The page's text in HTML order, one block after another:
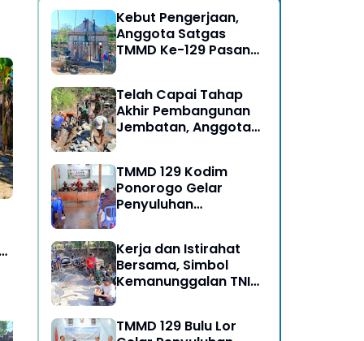
Kebut Pengerjaan,
Anggota Satgas
TMMD Ke-129 Pasang
RTLH
Telah Capai Tahap
Akhir Pembangunan
Jembatan, Anggota
Jalan
TMMD 129 Kodim
Ponorogo Gelar
Penyuluhan
Kerja dan Istirahat
Bersama, Simbol
Kemanunggalan TNI
TMMD 129 Bulu Lor